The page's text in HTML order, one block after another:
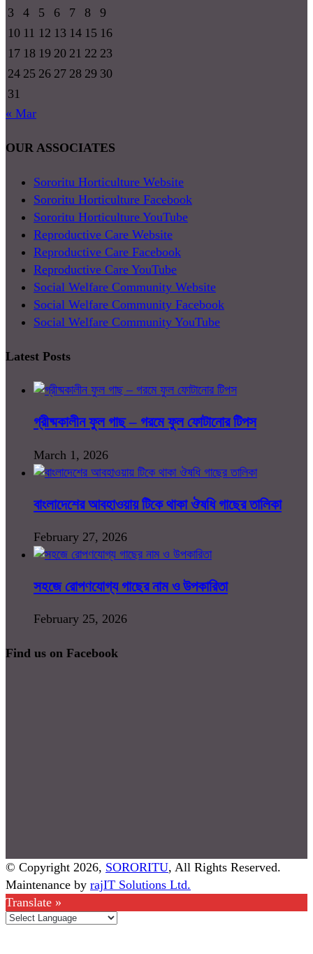
3
4 5 6 7 8
9
10 11 12 13 14 15 16
17 18 19 20 21 22 23
24 25 26 27 28 29 30
31
« Mar
OUR ASSOCIATES
Sororitu Horticulture Website
Sororitu Horticulture Facebook
Sororitu Horticulture YouTube
Reproductive Care Website
Reproductive Care Facebook
Reproductive Care YouTube
Social Welfare Community Website
Social Welfare Community Facebook
Social Welfare Community YouTube
Latest Posts
গ্রীষ্মকালীন ফুল গাছ – গরমে ফুল ফোটানোর টিপস
March 1, 2026
বাংলাদেশের আবহাওয়ায় টিকে থাকা ঔষধি গাছের তালিকা
February 27, 2026
সহজে রোপণযোগ্য গাছের নাম ও উপকারিতা
February 25, 2026
Find us on Facebook
© Copyright 2026, SORORITU, All Rights Reserved.
Maintenance by rajIT Solutions Ltd.
Translate »